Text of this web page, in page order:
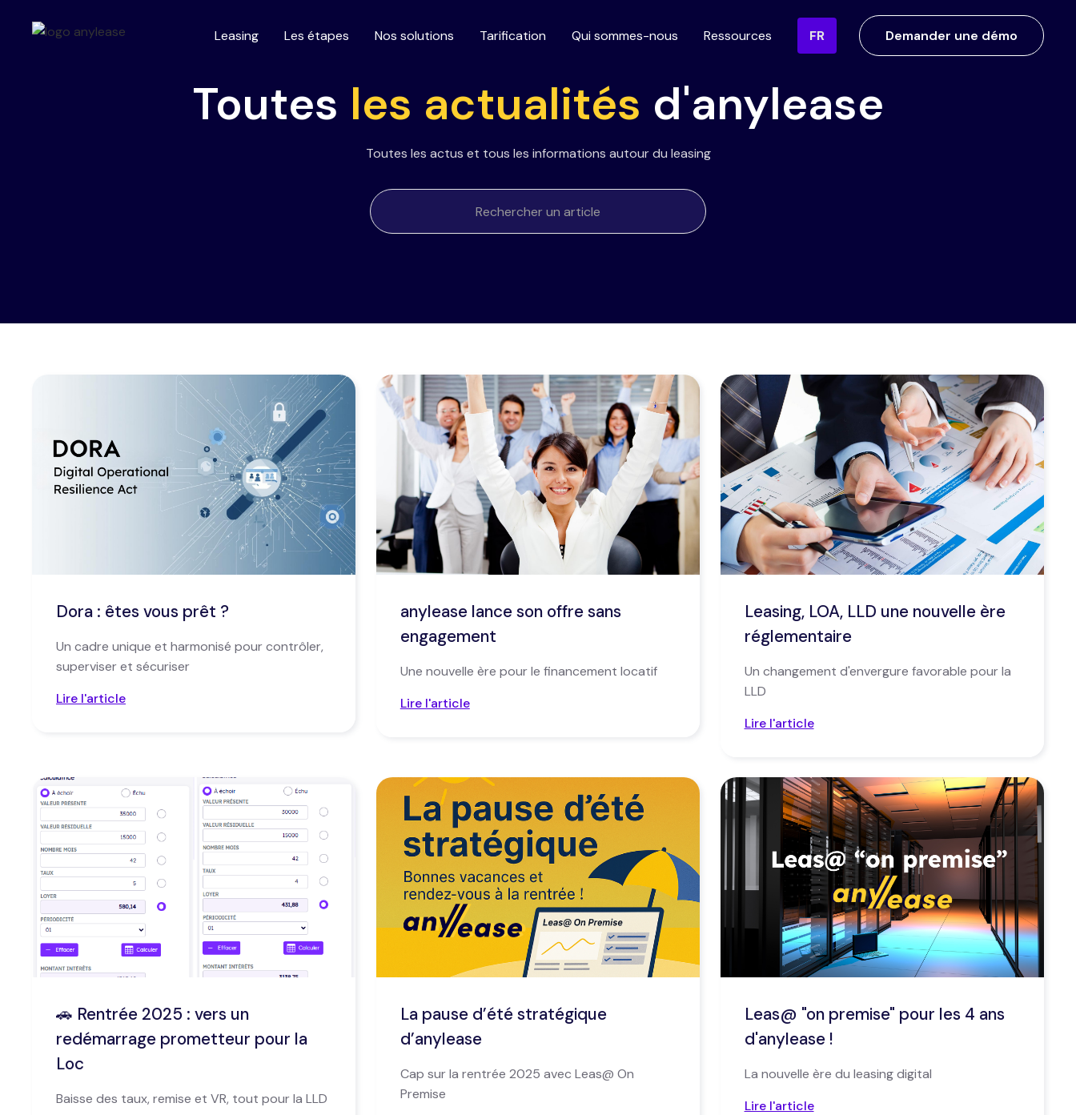
Leasing Les étapes Nos solutions Tarification Qui sommes-nous Ressources FR Demander une démo
Toutes les actualités d'anylease
Toutes les actus et tous les informations autour du leasing
Dora : êtes vous prêt ?
Un cadre unique et harmonisé pour contrôler,
superviser et sécuriser
Lire l'article
anylease lance son offre sans
engagement
Une nouvelle ère pour le financement locatif
Lire l'article
Leasing, LOA, LLD une nouvelle ère
réglementaire
Un changement d'envergure favorable pour la
LLD
Lire l'article
🚗 Rentrée 2025 : vers un
redémarrage prometteur pour la
Loc
Baisse des taux, remise et VR, tout pour la LLD
La pause d’été stratégique
d’anylease
Cap sur la rentrée 2025 avec Leas@ On
Premise
Leas@ "on premise" pour les 4 ans
d'anylease !
La nouvelle ère du leasing digital
Lire l'article